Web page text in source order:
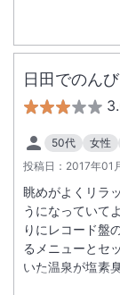
日田でのんび
50代 女性
投稿日： 2017年01
眺めがよくリラ
うになっていて
りにレコード盤
るメニューとセ
いた温泉が塩素
かなか取れず残